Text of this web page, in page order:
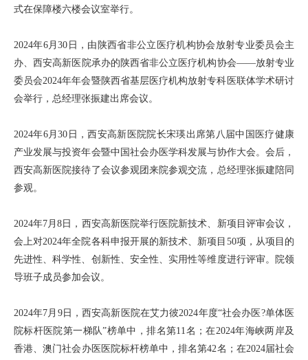
式在保障楼六楼会议室举行。
2024年6月30日，由陕西省非公立医疗机构协会放射专业委员会主
办、西安高新医院承办的陕西省非公立医疗机构协会——放射专业
委员会2024年年会暨陕西省基层医疗机构放射专科医联体学术研讨
会举行，总经理张振建出席会议。
2024年6月30日，西安高新医院院长宋瑛出席第八届中国医疗健康
产业发展与投资年会暨中国社会办医学科发展与协作大会。会后，
西安高新医院接待了会议参观团来院参观交流，总经理张振建陪同
参观。
2024年7月8日，西安高新医院举行医院新技术、新项目评审会议，
会上对2024年全院各科申报开展的新技术、新项目50项，从项目的
先进性、科学性、创新性、安全性、实用性等维度进行评审。院领
导班子成员参加会议。
2024年7月9日，西安高新医院在艾力彼2024年度“社会办医?单体医
院标杆医院第一梯队”榜单中，排名第11名；在2024年海峡两岸及
香港、澳门社会办医医院标杆榜单中，排名第42名；在2024届社会